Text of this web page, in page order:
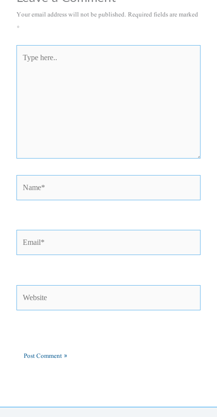
Your email address will not be published.Required fields are marked
*
here..